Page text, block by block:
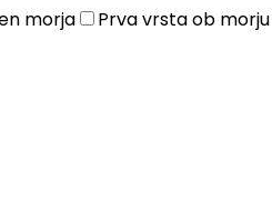
morja Prva vrsta ob morju